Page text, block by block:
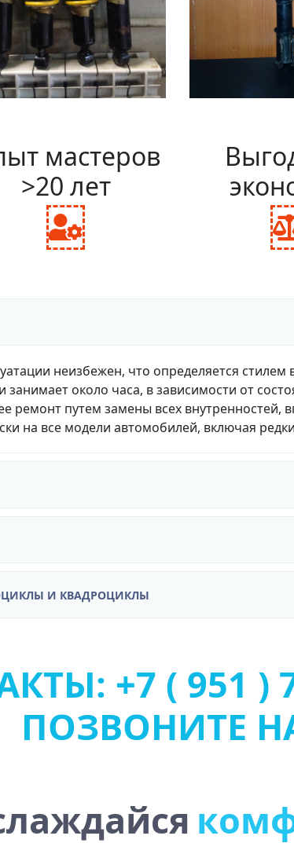
мастеров
>20 лет
fas
неизбежен, что определяется
занимает около часа, в зависимости от
ремонт путем замены всех внутренностей,
на все модели автомобилей, включая
И КВАДРОЦИКЛЫ
+7 ( 951 )
ПОЗВОНИТЕ
к о м
уст о